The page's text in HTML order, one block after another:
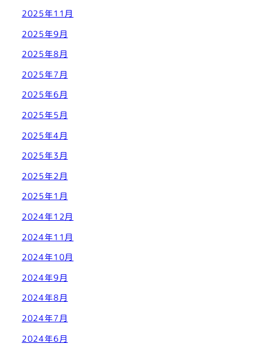
2025年11月
2025年9月
2025年8月
2025年7月
2025年6月
2025年5月
2025年4月
2025年3月
2025年2月
2025年1月
2024年12月
2024年11月
2024年10月
2024年9月
2024年8月
2024年7月
2024年6月